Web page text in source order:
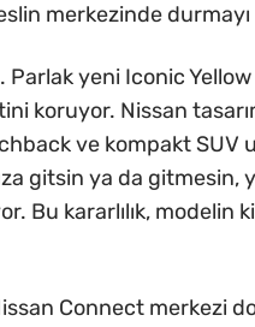
merkezinde
Parlak yeni Iconic
koruyor. Nissan
ve kompakt SUV
gitsin ya da gitmesin,
Bu kararlılık, modelin
Connect merkezi